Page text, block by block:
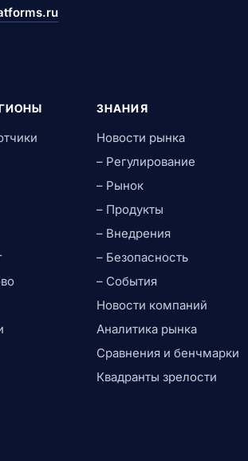
ЗНАНИЯ
Новости рынка
– Регулирование
– Рынок
– Продукты
– Внедрения
– Безопасность
– События
Новости компаний
Аналитика рынка
Сравнения и бенчмарки
Квадранты зрелости